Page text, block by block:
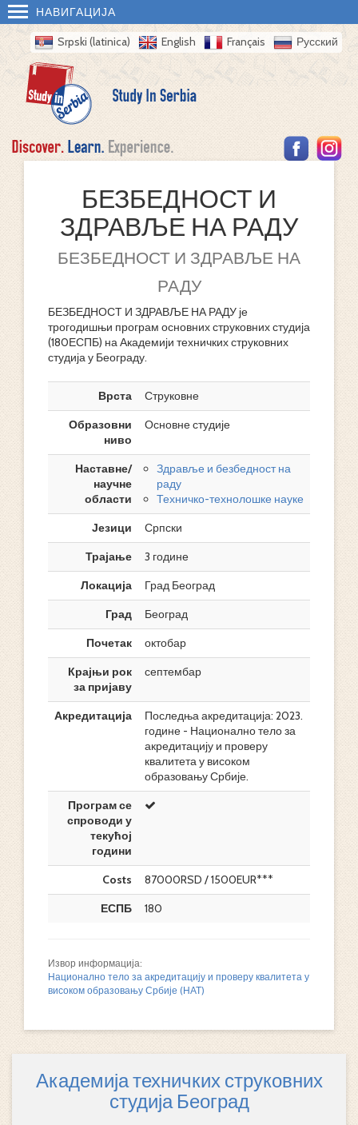
НАВИГАЦИЈА
Srpski (latinica) English Français Русский
БЕЗБЕДНОСТ И
ЗДРАВЉЕ НА РАДУ
БЕЗБЕДНОСТ И ЗДРАВЉЕ НА
РАДУ
БЕЗБЕДНОСТ И ЗДРАВЉЕ НА РАДУ је
трогодишњи програм основних струковних студија
(180ЕСПБ) на Академији техничких струковних
студија у Београду.
Врста
Струковне
Образовни
ниво
Основне студије
Наставне/
научне
области
Здравље и безбедност на
раду
Техничко-технолошке науке
Језици
Српски
Трајање
3 године
Локација
Град Београд
Град
Београд
Почетак
октобар
Крајњи рок
за пријаву
септембар
Акредитација
Последња акредитација: 2023.
године - Национално тело за
акредитацију и проверу
квалитета у високом
образовању Србије.
Програм се
спроводи у
текућој
години
Costs
87000RSD / 1500EUR***
ЕСПБ
180
Извор информација:
Национално тело за акредитацију и проверу квалитета у
високом образовању Србије (НАТ)
Академија техничких струковних
студија Београд